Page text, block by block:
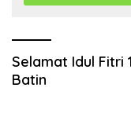
Selamat Idul Fitri
Batin